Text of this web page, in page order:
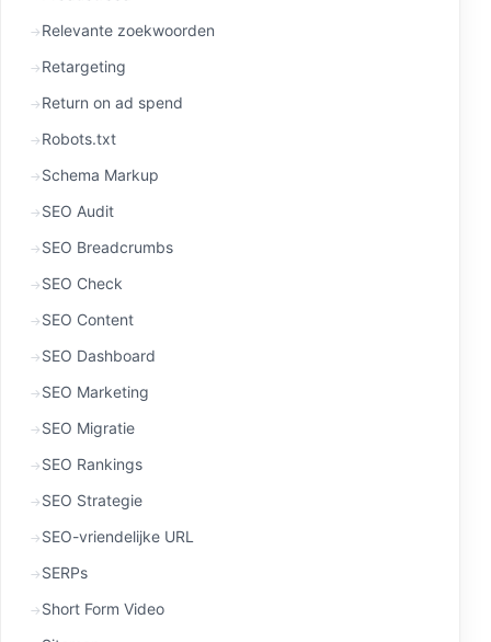
Relevante zoekwoorden
Retargeting
Return on ad spend
Robots.txt
Schema Markup
SEO Audit
SEO Breadcrumbs
SEO Check
SEO Content
SEO Dashboard
SEO Marketing
SEO Migratie
SEO Rankings
SEO Strategie
SEO-vriendelijke URL
SERPs
Short Form Video